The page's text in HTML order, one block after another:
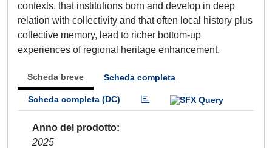
contexts, that institutions born and develop in deep
relation with collectivity and that often local history plus
collective memory, lead to richer bottom-up
experiences of regional heritage enhancement.
Scheda breve Scheda completa
Scheda completa (DC)
Anno del prodotto
2025